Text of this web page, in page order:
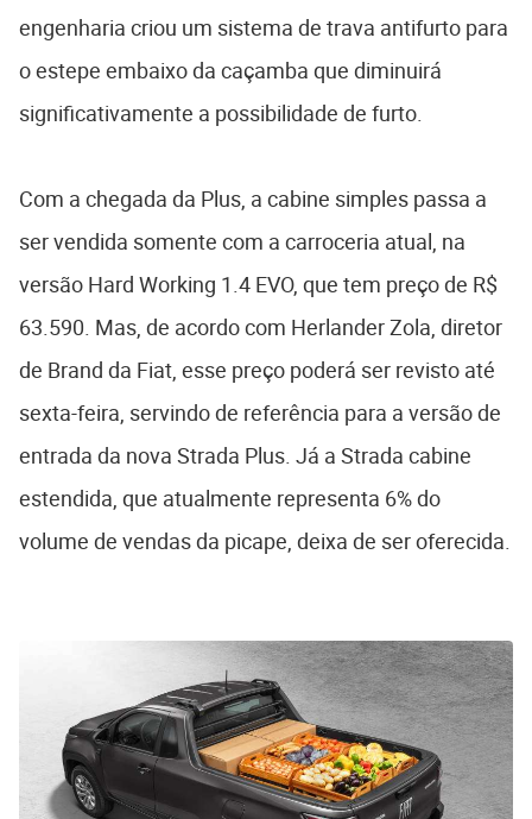
engenharia criou um sistema de trava antifurto para
o estepe embaixo da caçamba que diminuirá
significativamente a possibilidade de furto.
Com a chegada da Plus, a cabine simples passa a
ser vendida somente com a carroceria atual, na
versão Hard Working 1.4 EVO, que tem preço de R$
63.590. Mas, de acordo com Herlander Zola, diretor
de Brand da Fiat, esse preço poderá ser revisto até
sexta-feira, servindo de referência para a versão de
entrada da nova Strada Plus. Já a Strada cabine
estendida, que atualmente representa 6% do
volume de vendas da picape, deixa de ser oferecida.